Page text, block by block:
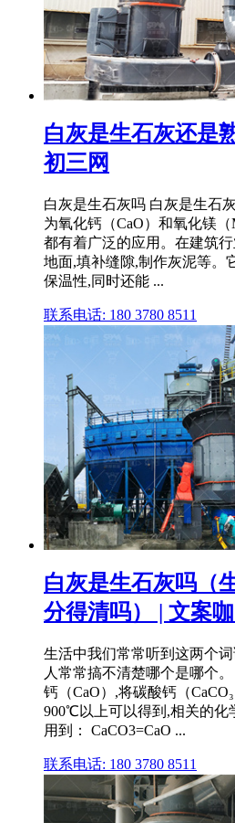
白灰是生石灰还是
初三网
白灰是生石灰吗 白灰是生石
为氧化钙（CaO）和氧化镁
都有着广泛的应用。在建筑
地面,填补缝隙,制作灰泥等。
保温性,同时还能 ...
联系电话: 180 3780 8511
白灰是生石灰吗（
分得清吗） | 文案
生活中我们常常听到这两个
人常常搞不清楚哪个是哪个
钙（CaO）,将碳酸钙（
900℃以上可以得到,相关的化
用到： CaCO3=CaO ...
联系电话: 180 3780 8511